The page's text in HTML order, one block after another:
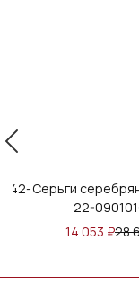
Серьги
22-
14 053 ₽28